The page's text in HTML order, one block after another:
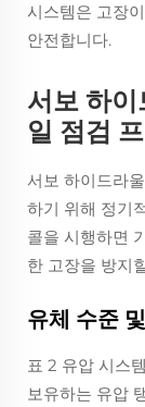
시스템은 고장
안전합니다.
서보 하
일 점검
서보 하이드라
하기 위해 정기
콜을 시행하면
한 고장을 방지
유체 수준
표 2 유압 시스
보유하는 유압